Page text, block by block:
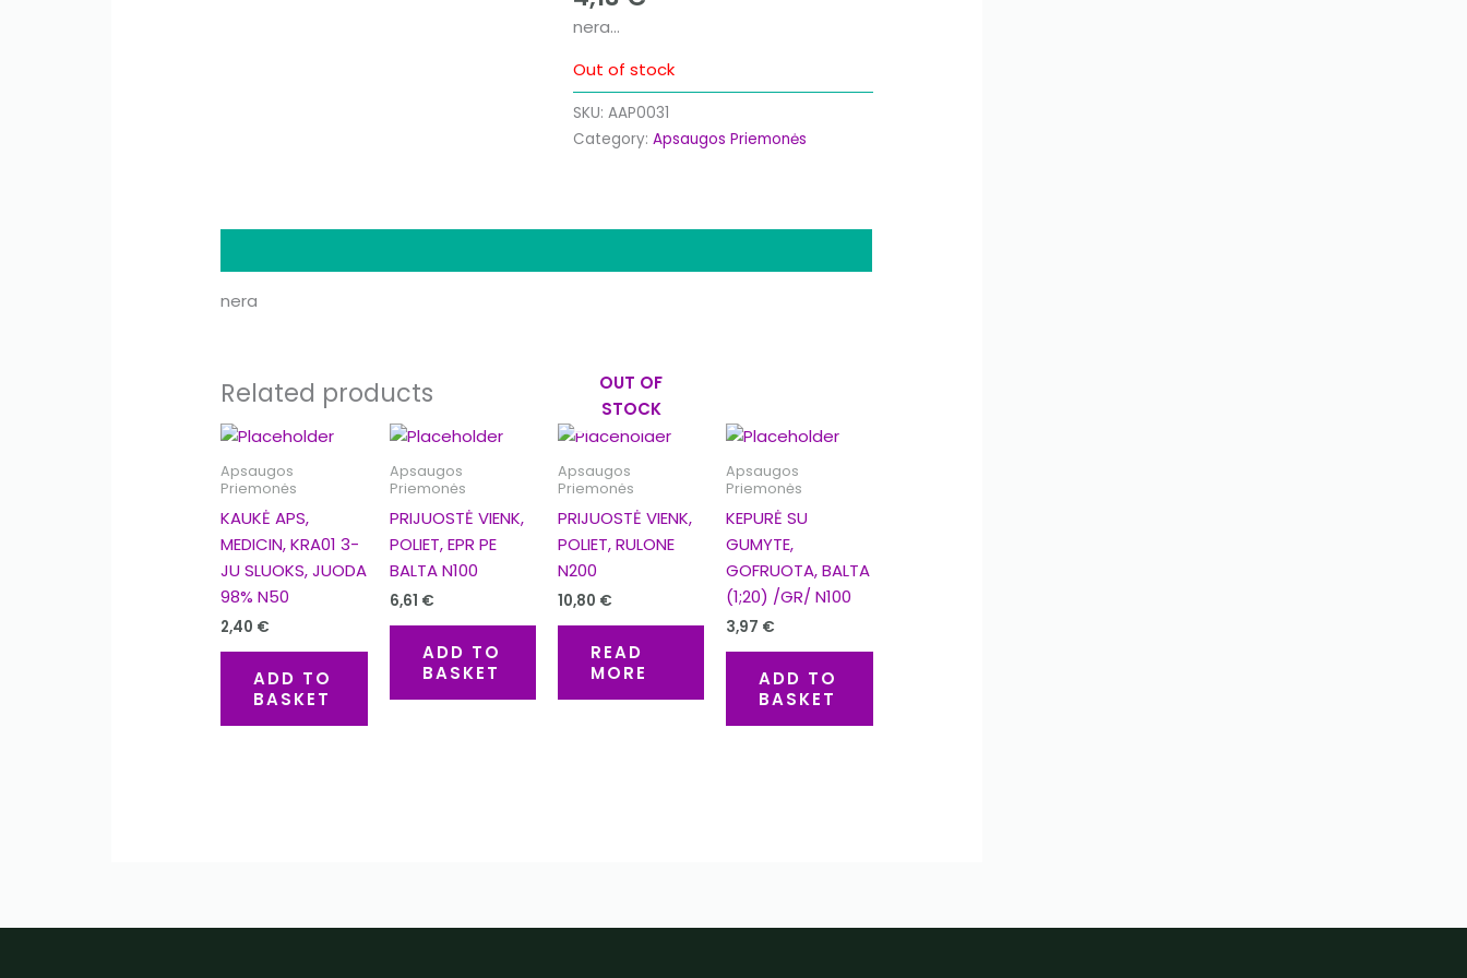
nera…
Out of stock
SKU: AAP0031
Category: Apsaugos Priemonės
nera
Related products
Apsaugos
Priemonės
KAUKĖ APS,
MEDICIN, KRA01 3-
JU SLUOKS, JUODA
98% N50
2,40 €
ADD TO
BASKET
Apsaugos
Priemonės
PRIJUOSTĖ VIENK,
POLIET, EPR PE
BALTA N100
6,61 €
ADD TO
BASKET
OUT OF
STOCK
Apsaugos
Priemonės
PRIJUOSTĖ VIENK,
POLIET, RULONE
N200
10,80 €
READ
MORE
Apsaugos
Priemonės
KEPURĖ SU
GUMYTE,
GOFRUOTA, BALTA
(1;20) /GR/ N100
3,97 €
ADD TO
BASKET